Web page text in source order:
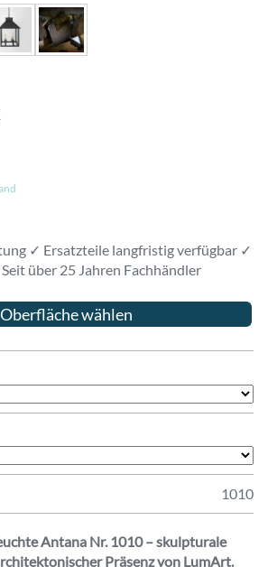
✓ Ersatzteile langfristig verfügbar ✓
über 25 Jahren Fachhändler
Oberfläche wählen
1010
Antana Nr. 1010 – skulpturale
Präsenz von LumArt.